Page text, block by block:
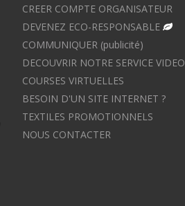
CREER COMPTE ORGANISATEUR
DEVENEZ ECO-RESPONSABLE
COMMUNIQUER (publicité)
DECOUVRIR NOTRE SERVICE VIDEO
COURSES VIRTUELLES
BESOIN D'UN SITE INTERNET ?
TEXTILES PROMOTIONNELS
NOUS CONTACTER